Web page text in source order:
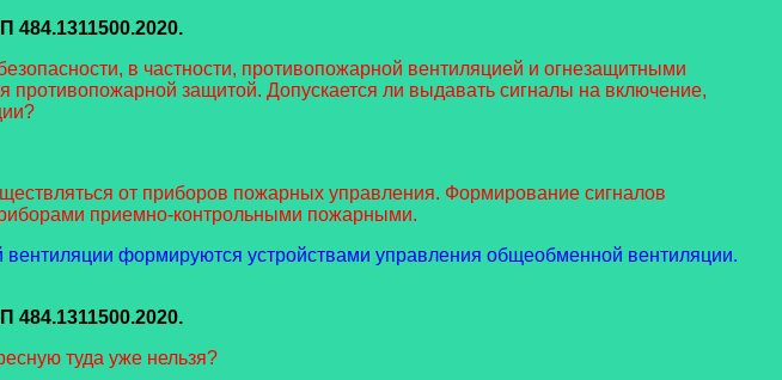
484.1311500.2020.
в частности, противопожарной вентиляцией и огнезащитными
защитой. Допускается ли выдавать сигналы на включение,
от приборов пожарных управления. Формирование сигналов
приемно-контрольными пожарными.
формируются устройствами управления общеобменной вентиляции.
484.1311500.2020.
туда уже нельзя?